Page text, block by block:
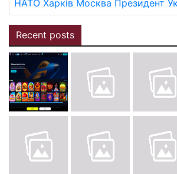
НАТО Харків Москва Президент
Recent posts